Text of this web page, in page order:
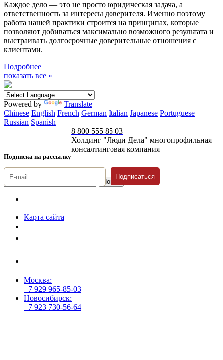
Каждое дело — это не просто юридическая задача, а
ответственность за интересы доверителя. Именно поэтому
работа нашей практики строится на принципах, которые
позволяют добиваться максимально возможного результата и
выстраивать долгосрочные доверительные отношения с
клиентами.
Подробнее
показать все »
Powered by
Translate
Chinese English French German Italian Japanese Portuguese
Russian Spanish
Подписка на рассылку
8 800 555 85 03
Холдинг "Люди Дела" многопрофильная
консалтинговая компания
Подписаться
Карта сайта
Москва:
+7 929 965-85-03
Новосибирск:
+7 923 730-56-64